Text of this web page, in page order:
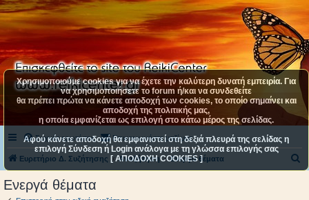
Συχνές ερωτήσεις Επικοινωνήστε μαζί μας
Ευρετήριο Δ. Συζήτησης Αναζήτηση Ενεργά θέματα
Ενεργά θέματα
Χρησιμοποιούμε cookies για να έχετε την καλύτερη δυνατή εμπειρία. Για
να χρησιμοποιήσετε το forum ή/και να συνδεθείτε
θα πρέπει πρώτα να κάνετε αποδοχή των cookies, το οποίο σημαίνει και
αποδοχή της πολιτικής μας,
η οποία εμφανίζεται ως επιλογή στο κάτω μέρος της σελίδας.
Αφού κάνετε αποδοχή θα εμφανιστεί στη δεξιά πλευρά της σελίδας η
επιλογή Σύνδεση ή Login ανάλογα με τη γλώσσα επιλογής σας
[ ΑΠΟΔΟΧΗ COOKIES ]